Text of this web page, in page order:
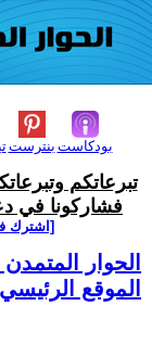
بنترست بودكاست
تبرعاتكم
فشاركونا في
[اشترك
الحوار
الموقع الرئيسي